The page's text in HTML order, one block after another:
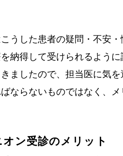
うした患者の疑問・不安
納得して受けられるよう
ましたので、担当医に気
ならないものではなく、
ン受診のメリット